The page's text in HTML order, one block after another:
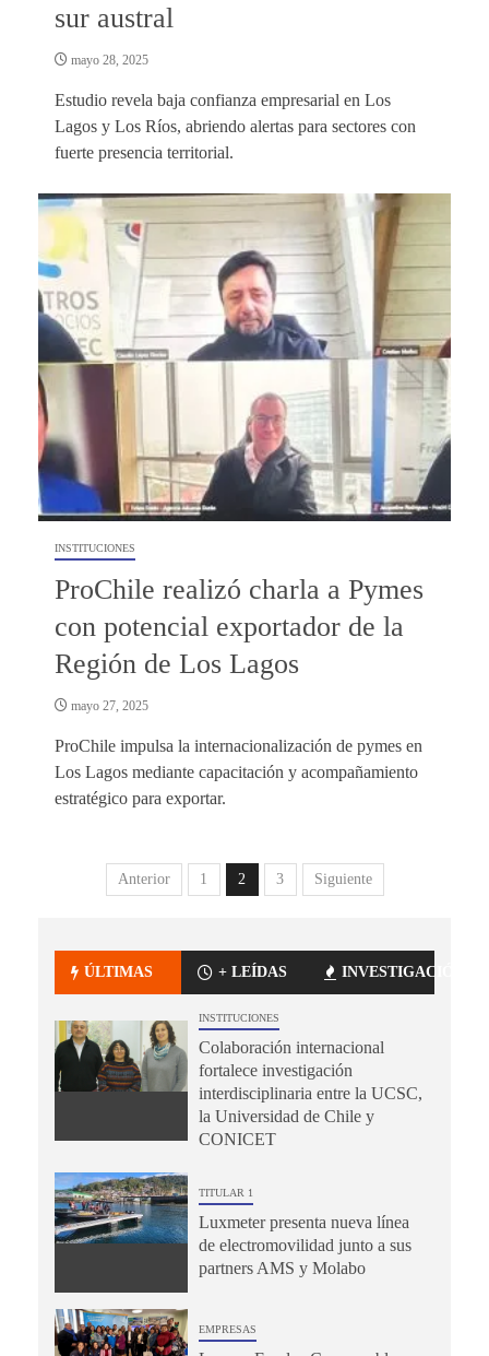
sur austral
mayo 28, 2025
Estudio revela baja confianza empresarial en Los
Lagos y Los Ríos, abriendo alertas para sectores con
fuerte presencia territorial.
INSTITUCIONES
ProChile realizó charla a Pymes
con potencial exportador de la
Región de Los Lagos
mayo 27, 2025
ProChile impulsa la internacionalización de pymes en
Los Lagos mediante capacitación y acompañamiento
estratégico para exportar.
Anterior 1 2 3 Siguiente
ÚLTIMAS + LEÍDAS INVESTIGACIÓN
INSTITUCIONES
Colaboración internacional
fortalece investigación
interdisciplinaria entre la UCSC,
la Universidad de Chile y
CONICET
TITULAR 1
Luxmeter presenta nueva línea
de electromovilidad junto a sus
partners AMS y Molabo
EMPRESAS